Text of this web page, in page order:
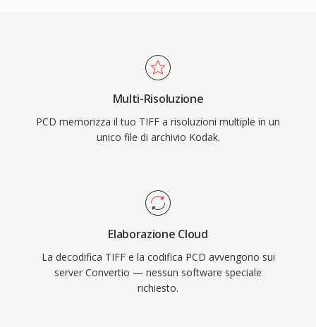
Multi-Risoluzione
PCD memorizza il tuo TIFF a risoluzioni multiple in un
unico file di archivio Kodak.
Elaborazione Cloud
La decodifica TIFF e la codifica PCD avvengono sui
server Convertio — nessun software speciale
richiesto.